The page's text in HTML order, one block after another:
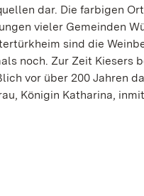
dar. Die farbigen
vieler Gemeinden
sind die
noch. Zur Zeit Kiesers
vor über 200 Jahren
Königin Katharina,